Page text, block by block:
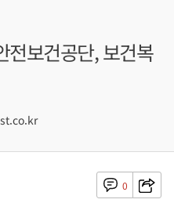
전보건공단, 보건복
0